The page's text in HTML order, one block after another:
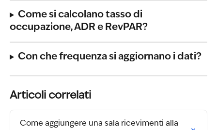
Come si calcolano tasso di
occupazione, ADR e RevPAR?
Con che frequenza si aggiornano i dati?
Articoli correlati
Come aggiungere una sala ricevimenti alla